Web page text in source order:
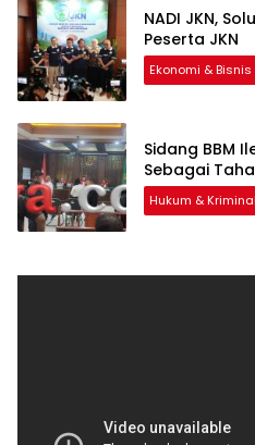
NADI JKN,
Peserta JKN
Ekonomi & Bisnis
Sidang BBM
Sebagai
Hukum & Kriminal